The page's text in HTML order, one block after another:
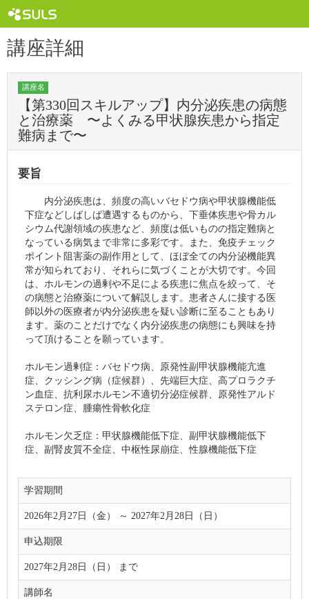
講座詳細
講座名
【第330回スキルアップ】内分泌疾患の病態
と治療薬 〜よくみる甲状腺疾患から指定
難病まで〜
要旨
内分泌疾患は、頻度の高いバセドウ病や甲状腺機能低
下症などしばしば遭遇するものから、下垂体疾患や骨カル
シウム代謝領域の疾患など、頻度は低いものの指定難病と
なっている病気まで非常に多彩です。また、免疫チェック
ポイント阻害薬の副作用として、ほぼ全ての内分泌機能異
常が知られており、それらに気づくことが大切です。今回
は、ホルモンの過剰や不足による疾患に焦点を絞って、そ
の病態と治療薬について解説します。患者さんに接する医
師以外の医療者が内分泌疾患を疑い診断に至ることもあり
ます。薬のことだけでなく内分泌疾患の病態にも興味を持
って頂けることを願っています。
ホルモン過剰症：バセドウ病、原発性副甲状腺機能亢進
症、クッシング病（症候群）、先端巨大症、高プロラクチ
ン血症、抗利尿ホルモン不適切分泌症候群、原発性アルド
ステロン症、腫瘍性骨軟化症
ホルモン欠乏症：甲状腺機能低下症、副甲状腺機能低下
症、副腎皮質不全症、中枢性尿崩症、性腺機能低下症
学習期間
2026年2月27日（金） ～ 2027年2月28日（日）
申込期限
2027年2月28日（日） まで
講師名